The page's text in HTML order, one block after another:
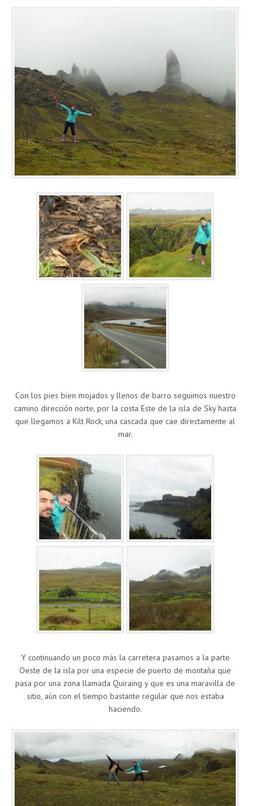
Con los pies bien mojados y llenos de barro seguimos nuestro
camino dirección norte, por la costa Este de la isla de Sky hasta
que llegamos a Kilt Rock, una cascada que cae directamente al
mar.
Y continuando un poco más la carretera pasamos a la parte
Oeste de la isla por una especie de puerto de montaña que
pasa por una zona llamada Quiraing y que es una maravilla de
sitio, aún con el tiempo bastante regular que nos estaba
haciendo.